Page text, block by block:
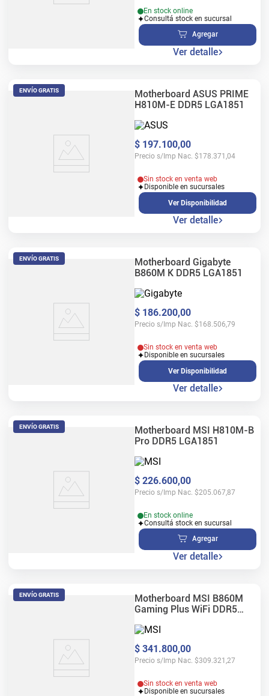
En stock online
Consultá stock en sucursal
Agregar
Ver detalle
ENVÍO GRATIS
Motherboard ASUS PRIME
H810M-E DDR5 LGA1851
$ 197.100,00
Precio s/Imp Nac. $178.371,04
Sin stock en venta web
Disponible en sucursales
Ver Disponibilidad
Ver detalle
ENVÍO GRATIS
Motherboard Gigabyte
B860M K DDR5 LGA1851
$ 186.200,00
Precio s/Imp Nac. $168.506,79
Sin stock en venta web
Disponible en sucursales
Ver Disponibilidad
Ver detalle
ENVÍO GRATIS
Motherboard MSI H810M-B
Pro DDR5 LGA1851
$ 226.600,00
Precio s/Imp Nac. $205.067,87
En stock online
Consultá stock en sucursal
Agregar
Ver detalle
ENVÍO GRATIS
Motherboard MSI B860M
Gaming Plus WiFi DDR5
$ 341.800,00
Precio s/Imp Nac. $309.321,27
Sin stock en venta web
Disponible en sucursales